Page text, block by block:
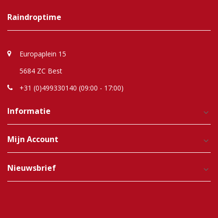
Raindroptime
Europaplein 15
5684 ZC Best
+31 (0)499330140 (09:00 - 17:00)
Informatie
Mijn Account
Nieuwsbrief